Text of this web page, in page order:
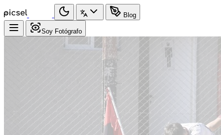
Blog
Soy Fotógrafo